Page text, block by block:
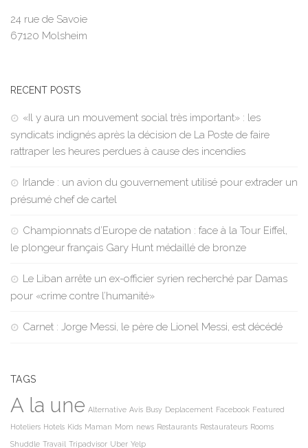
24 rue de Savoie
67120 Molsheim
RECENT POSTS
«Il y aura un mouvement social très important» : les
syndicats indignés après la décision de La Poste de faire
rattraper les heures perdues à cause des incendies
Irlande : un avion du gouvernement utilisé pour extrader un
présumé chef de cartel
Championnats d’Europe de natation : face à la Tour Eiffel,
le plongeur français Gary Hunt médaillé de bronze
Le Liban arrête un ex-officier syrien recherché par Damas
pour «crime contre l’humanité»
Carnet : Jorge Messi, le père de Lionel Messi, est décédé
TAGS
A la une Alternative Avis Busy Deplacement Facebook Featured
Hoteliers Hotels Kids Maman Mom news Restaurants Restaurateurs Rooms
Shuddle Travail Tripadvisor Uber Yelp